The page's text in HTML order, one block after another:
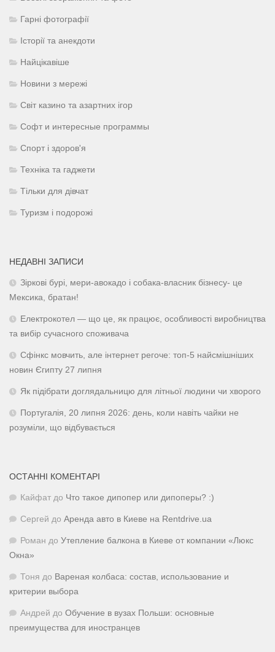
Гарні фотографії
Історії та анекдоти
Найцікавіше
Новини з мережі
Світ казино та азартних ігор
Софт и интересные программы
Спорт і здоров'я
Техніка та гаджети
Тільки для дівчат
Туризм і подорожі
НЕДАВНІ ЗАПИСИ
Зіркові бурі, мери-авокадо і собака-власник бізнесу- це
Мексика, братан!
Електрокотел — що це, як працює, особливості виробництва
та вибір сучасного споживача
Сфінкс мовчить, але інтернет регоче: топ-5 найсмішніших
новин Єгипту 27 липня
Як підібрати доглядальницю для літньої людини чи хворого
Португалія, 20 липня 2026: день, коли навіть чайки не
розуміли, що відбувається
ОСТАННІ КОМЕНТАРІ
Кайфат до Что такое дипопер или дипоперы? :)
Сергей до Аренда авто в Киеве на Rentdrive.ua
Роман до Утепление балкона в Киеве от компании «Люкс
Окна»
Тоня до Вареная колбаса: состав, использование и
критерии выбора
Андрей до Обучение в вузах Польши: основные
преимущества для иностранцев